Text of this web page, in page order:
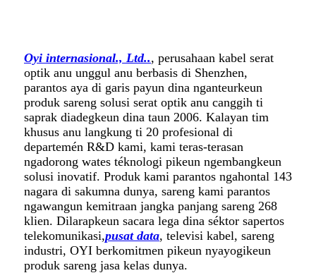
Oyi internasional., Ltd.., perusahaan kabel serat
optik anu unggul anu berbasis di Shenzhen,
parantos aya di garis payun dina nganteurkeun
produk sareng solusi serat optik anu canggih ti
saprak diadegkeun dina taun 2006. Kalayan tim
khusus anu langkung ti 20 profesional di
departemén R&D kami, kami teras-terasan
ngadorong wates téknologi pikeun ngembangkeun
solusi inovatif. Produk kami parantos ngahontal 143
nagara di sakumna dunya, sareng kami parantos
ngawangun kemitraan jangka panjang sareng 268
klien. Dilarapkeun sacara lega dina séktor sapertos
telekomunikasi,pusat data, televisi kabel, sareng
industri, OYI berkomitmen pikeun nyayogikeun
produk sareng jasa kelas dunya.